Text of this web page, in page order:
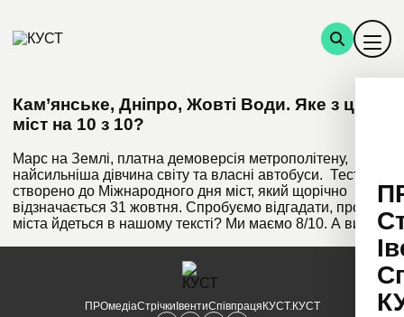
Кам’янське, Дніпро, Жовті Води. Яке з цих
міст на 10 з 10?
Марс на Землі, платна демоверсія метрополітену,
найсильніша дівчина світу та власні автобуси. Тест
створено до Міжнародного дня міст, який щорічно
відзначається 31 жовтня. Спробуємо відгадати, про які
міста йдеться в нашому тексті? Ми маємо 8/10. А ви?
ПРОмедіаСтрічки ІвентиСпівпраця КУСТ.КУСТ